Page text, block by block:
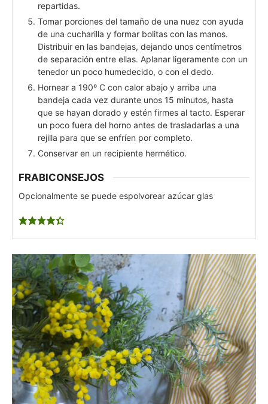
repartidas.
Tomar porciones del tamaño de una nuez con ayuda
de una cucharilla y formar bolitas con las manos.
Distribuir en las bandejas, dejando unos centímetros
de separación entre ellas. Aplanar ligeramente con un
tenedor un poco humedecido, o con el dedo.
Hornear a 190º C con calor abajo y arriba una
bandeja cada vez durante unos 15 minutos, hasta
que se hayan dorado y estén firmes al tacto. Esperar
un poco fuera del horno antes de trasladarlas a una
rejilla para que se enfríen por completo.
Conservar en un recipiente hermético.
FRABICONSEJOS
Opcionalmente se puede espolvorear azúcar glas